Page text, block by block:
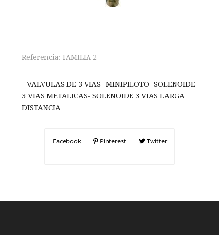
Referencia: FAMILIA 2
- VALVULAS DE 3 VIAS- MINIPILOTO -SOLENOIDE
3 VIAS METALICAS- SOLENOIDE 3 VIAS LARGA
DISTANCIA
Facebook Pinterest Twitter